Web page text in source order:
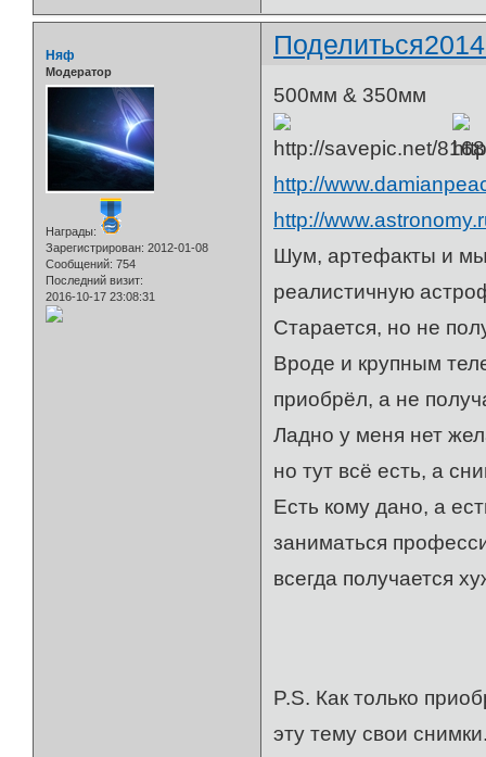
Поделиться
Няф
Модератор
Награды:
Зарегистрирован: 2012-01-08
Сообщений: 754
Последний визит:
2016-10-17 23:08:31
500мм & 350мм
http://
http://
Шум, артефакты и
реалистичную
Старается, но не
Вроде и крупным
приобрёл, а не
Ладно у меня нет
но тут всё есть, а
Есть кому дано, а
заниматься
всегда получается
P.S. Как только
эту тему свои